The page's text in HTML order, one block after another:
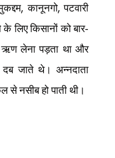
,कानूनगो,पटवारी
लिए किसानों को बार-
ऋण लेना पड़ता था और
जाते थे। अन्नदाता
से नसीब हो पाती थी।